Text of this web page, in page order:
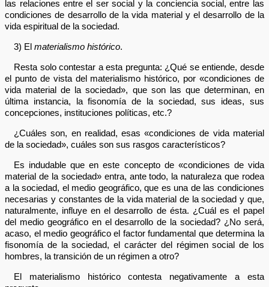
las relaciones entre el ser social y la conciencia social, entre las
condiciones de desarrollo de la vida material y el desarrollo de la
vida espiritual de la sociedad.
3) Elmaterialismo histórico.
Resta solo contestar a esta pregunta: ¿Qué se entiende, desde
el punto de vista del materialismo histórico, por «condiciones de
vida material de la sociedad», que son las que determinan, en
última instancia, la fisonomía de la sociedad, sus ideas, sus
concepciones, instituciones políticas, etc.?
¿Cuáles son, en realidad, esas «condiciones de vida material
de la sociedad», cuáles son sus rasgos característicos?
Es indudable que en este concepto de «condiciones de vida
material de la sociedad» entra, ante todo, la naturaleza que rodea
a la sociedad, el medio geográfico, que es una de las condiciones
necesarias y constantes de la vida material de la sociedad y que,
naturalmente, influye en el desarrollo de ésta. ¿Cuál es el papel
del medio geográfico en el desarrollo de la sociedad? ¿No será,
acaso, el medio geográfico el factor fundamental que determina la
fisonomía de la sociedad, el carácter del régimen social de los
hombres, la transición de un régimen a otro?
El materialismo histórico contesta negativamente a esta